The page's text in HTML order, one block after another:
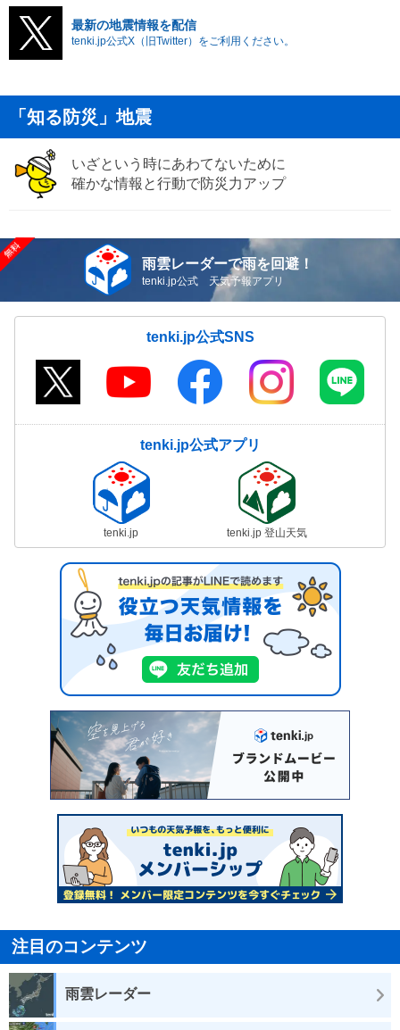
最新の地震情報を配信
tenki.jp公式X（旧Twitter）をご利用ください。
「知る防災」地震
いざという時にあわてないために
確かな情報と行動で防災力アップ
雨雲レーダーで雨を回避！
tenki.jp公式 天気予報アプリ
tenki.jp公式SNS
tenki.jp公式アプリ
tenki.jp tenki.jp 登山天気
注目のコンテンツ
雨雲レーダー